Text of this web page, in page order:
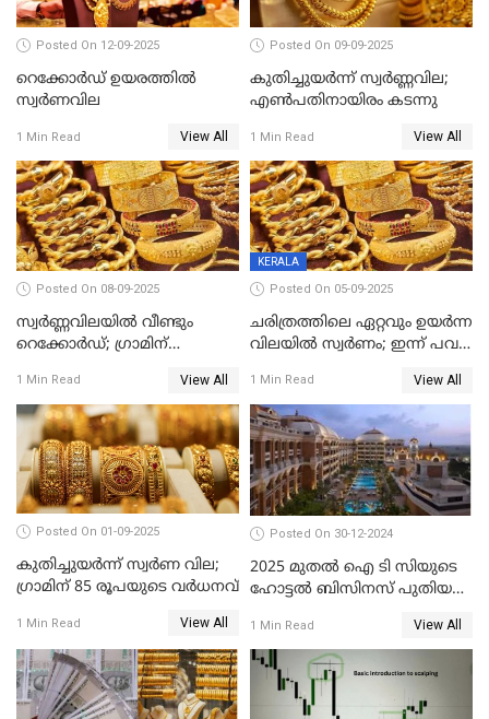
Posted On 12-09-2025
റെക്കോര്‍ഡ് ഉയരത്തിൽ
സ്വര്‍ണവില
1 Min Read View All
Posted On 09-09-2025
കുതിച്ചുയർന്ന് സ്വർണ്ണവില;
എണ്‍പതിനായിരം കടന്നു
1 Min Read View All
Posted On 08-09-2025
സ്വർണ്ണവിലയിൽ വീണ്ടും
റെക്കോർഡ്; ഗ്രാമിന്
രൂപ മാത്രം കുറവ്
1 Min Read View All
KERALA
Posted On 05-09-2025
ചരിത്രത്തിലെ ഏറ്റവും ഉയർന്ന
വിലയിൽ സ്വർണം; ഇന്ന് പവന്
1 Min Read View All
Posted On 01-09-2025
കുതിച്ചുയർന്ന് സ്വർണ വില;
ഗ്രാമിന് 85 രൂപയുടെ വർധനവ്
1 Min Read View All
Posted On 30-12-2024
2025 മുതൽ ഐ ടി സിയുടെ
ഹോട്ടൽ ബിസിനസ് പുതിയ
ഉടമകൾ അറിയേണ്ട
കാര്യങ്ങൾ
1 Min Read View All